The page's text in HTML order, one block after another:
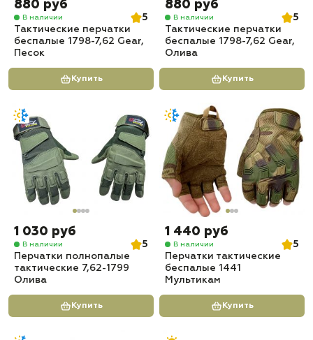
880 руб
В наличии
5
Тактические перчатки
беспалые 1798-7,62 Gear,
Песок
Купить
880 руб
В наличии
5
Тактические перчатки
беспалые 1798-7,62 Gear,
Олива
Купить
1 030 руб
В наличии
5
Перчатки полнопалые
тактические 7,62-1799
Олива
Купить
1 440 руб
В наличии
5
Перчатки тактические
беспалые 1441
Мультикам
Купить